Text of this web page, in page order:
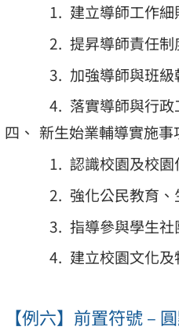
建立導師工作細
提昇導師責任制
加強導師與班級
落實導師與行政
新生始業輔導實施事
認識校園及校園
強化公民教育、
指導參與學生社
建立校園文化及
【例六】前置符號 –